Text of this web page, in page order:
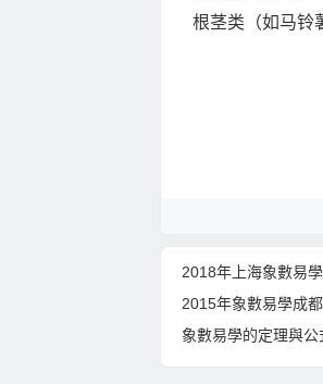
根茎类（如马铃
2018年上海象數易
2015年象數易學成
象數易學的定理與公